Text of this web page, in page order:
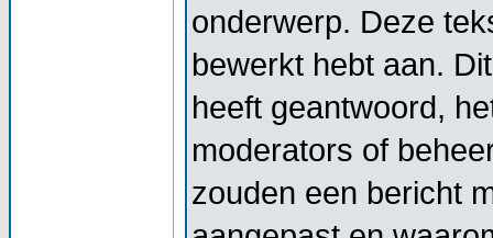
onderwerp. Deze
bewerkt hebt aan.
heeft geantwoord,
moderators of
zouden een bericht